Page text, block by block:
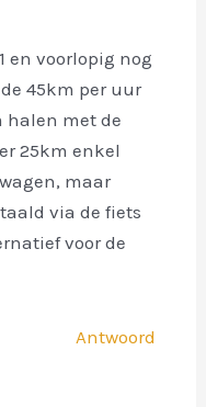
en voorlopig nog
45km per uur
halen met de
25km enkel
maar
via de fiets
voor de
Antwoord